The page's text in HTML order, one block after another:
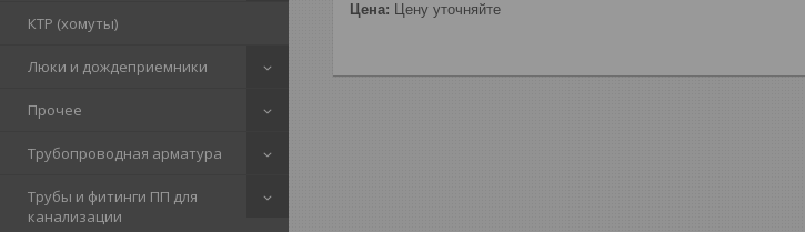
КТР (хомуты)
Люки и дождеприемники
Прочее
Трубопроводная арматура
Трубы и фитинги ПП для
канализации
Цена: Цену уточняйте